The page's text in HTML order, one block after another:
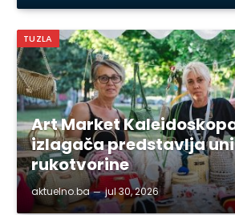
TUZLA
Art Market
izlagača predstavlja
rukotvorine
aktuelno.ba jul 30, 2026